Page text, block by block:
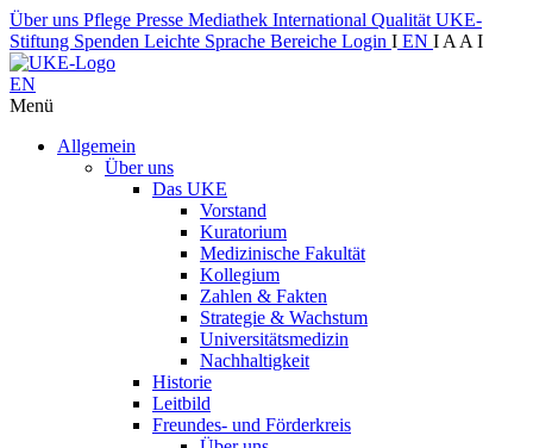
Über uns Pflege Presse Mediathek International Qualität UKE-
Stiftung Spenden Leichte Sprache Bereiche Login I EN I A A I
EN
Menü
Allgemein
Über uns
Das UKE
Vorstand
Kuratorium
Medizinische Fakultät
Kollegium
Zahlen & Fakten
Strategie & Wachstum
Universitätsmedizin
Nachhaltigkeit
Historie
Leitbild
Freundes- und Förderkreis